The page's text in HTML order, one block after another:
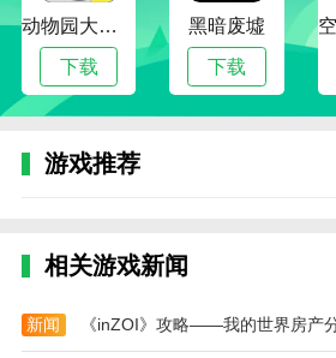
3、先将热狗放到烤炉上，注
当指针变成橙色时再次点击热狗
让它烧焦了）
4、烤好我们就来到加料区，
茄酱均匀的挤到热狗上，然后再加
次往上加。
制作薯条饮料。
最后放置下方的虚线框中即可。
动物园大冒险
下载
黑暗废墟
下载
游戏推荐
相关游戏新闻
新闻 《inZOI》攻略——我的世界房产